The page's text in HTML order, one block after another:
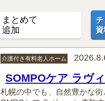
まとめて
追加
チ
資
介護付き有料老人ホーム
SOMPOケア ラヴ
札幌の中でも、自然豊かな